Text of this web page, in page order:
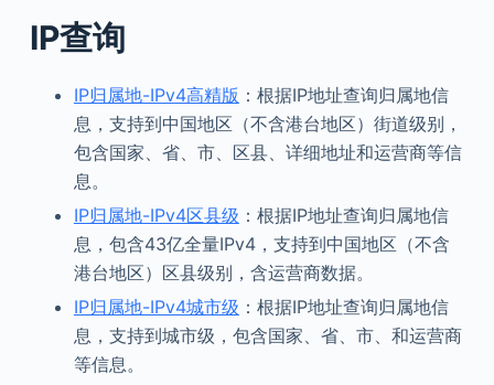
IP查询
IP归属地-IPv4高精版 ：根据IP地址查询归属地信
息，支持到中国地区（不含港台地区）街道级别，
包含国家、省、市、区县、详细地址和运营商等信
息。
IP归属地-IPv4区县级 ：根据IP地址查询归属地信
息，包含43亿全量IPv4，支持到中国地区（不含
港台地区）区县级别，含运营商数据。
IP归属地-IPv4城市级 ：根据IP地址查询归属地信
息，支持到城市级，包含国家、省、市、和运营商
等信息。